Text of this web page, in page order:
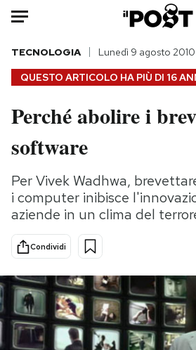
Auto
HOME
Italia
Politica
Tecnologia
Internet
Scienza
Cultura
Economia
Sport
Ok
PODCAST
QUESTO ARTICOLO HA PIÙ DI 16
TECNOLOGIA Lunedì 9 agosto 2010
Perché abolire i
software
Per Vivek Wadhwa,
i computer inibisce
aziende in un clima del
Condividi